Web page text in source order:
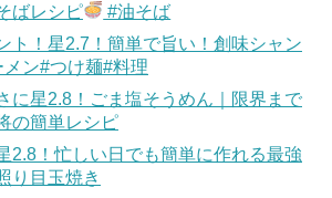
ばレシピ
#油そば
ト！星2.7！簡単で旨い！創味シャン
ン#つけ麺#料理
に星2.8！ごま塩そうめん｜限界まで
の簡単レシピ
2.8！忙しい日でも簡単に作れる最強
り目玉焼き